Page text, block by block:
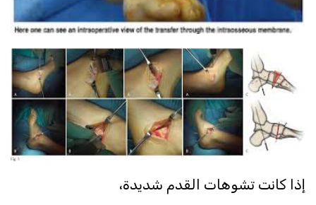
إذا كانت تشوهات القدم شديدة،